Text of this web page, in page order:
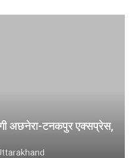
अछनेरा-टनकपुर एक्सप्रेस,